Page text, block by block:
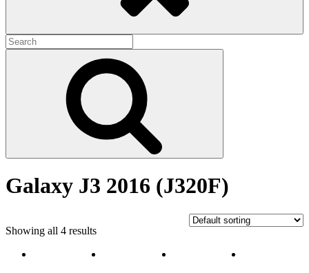
Search
for:
Galaxy J3 2016 (J320F)
Showing all 4 results